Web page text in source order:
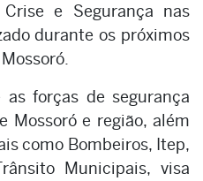
e Segurança nas
durante os próximos
as forças de segurança
Mossoró e região, além
como Bombeiros, Itep,
Municipais, visa